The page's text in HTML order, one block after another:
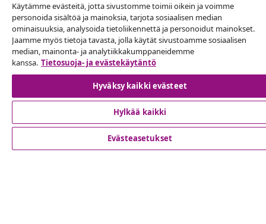
Asiakaspalvelu
Liiketoiminta
Käytämme evästeitä, jotta sivustomme toimii oikein ja voimme
personoida sisältöä ja mainoksia, tarjota sosiaalisen median
ominaisuuksia, analysoida tietoliikennettä ja personoidut mainokset.
Jaamme myös tietoja tavasta, jolla käytät sivustoamme sosiaalisen
median, mainonta- ja analytiikkakumppaneidemme
kanssa. Tietosuoja- ja evästekäytäntö
Hyväksy kaikki evästeet
Hylkää kaikki
Evästeasetukset